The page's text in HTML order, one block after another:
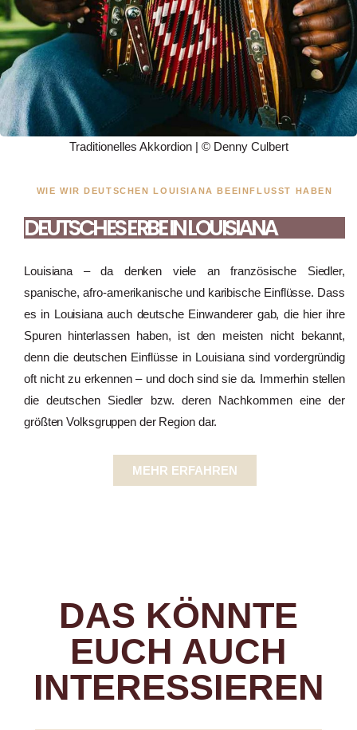
Traditionelles Akkordion | © Denny Culbert
WIE WIR DEUTSCHEN LOUISIANA BEEINFLUSST HABEN
DEUTSCHES ERBE IN LOUISIANA
Louisiana – da denken viele an französische Siedler,
spanische, afro-amerikanische und karibische Einflüsse. Dass
es in Louisiana auch deutsche Einwanderer gab, die hier ihre
Spuren hinterlassen haben, ist den meisten nicht bekannt,
denn die deutschen Einflüsse in Louisiana sind vordergründig
oft nicht zu erkennen – und doch sind sie da. Immerhin stellen
die deutschen Siedler bzw. deren Nachkommen eine der
größten Volksgruppen der Region dar.
MEHR ERFAHREN
DAS KÖNNTE
EUCH AUCH
INTERESSIEREN